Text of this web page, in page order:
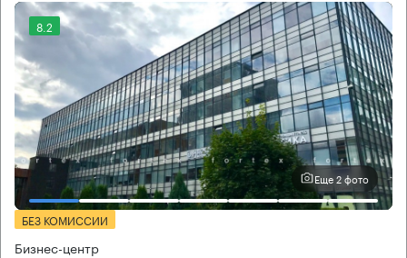
8.2
Еще 2 фото
БЕЗ КОМИССИИ
Бизнес-центр